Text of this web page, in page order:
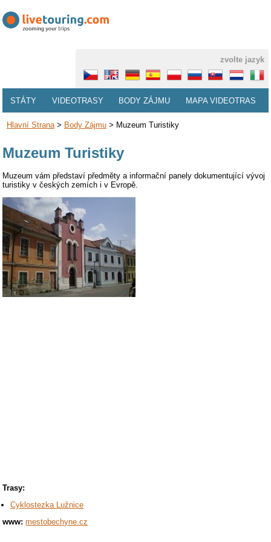
zvolte jazyk
STÁTY VIDEOTRASY BODY ZÁJMU MAPA VIDEOTRAS
Hlavní Strana> Body Zájmu> Muzeum Turistiky
Muzeum Turistiky
Muzeum vám představí předměty a informační panely dokumentující vývoj
turistiky v českých zemích i v Evropě.
Trasy:
Cyklostezka Lužnice
www: mestobechyne.cz